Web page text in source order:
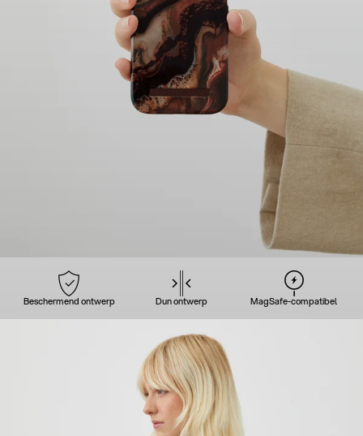
Beschermend ontwerp Dun ontwerp MagSafe-compatibel